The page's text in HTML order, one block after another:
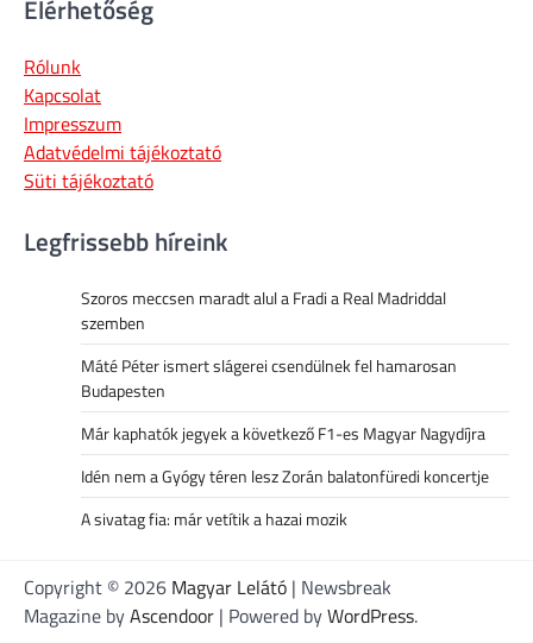
Elérhetőség
Rólunk
Kapcsolat
Impresszum
Adatvédelmi tájékoztató
Süti tájékoztató
Legfrissebb híreink
Szoros meccsen maradt alul a Fradi a Real Madriddal
szemben
Máté Péter ismert slágerei csendülnek fel hamarosan
Budapesten
Már kaphatók jegyek a következő F1-es Magyar Nagydíjra
Idén nem a Gyógy téren lesz Zorán balatonfüredi koncertje
A sivatag fia: már vetítik a hazai mozik
Copyright © 2026 Magyar Lelátó | Newsbreak
Magazine byAscendoor | Powered byWordPress.